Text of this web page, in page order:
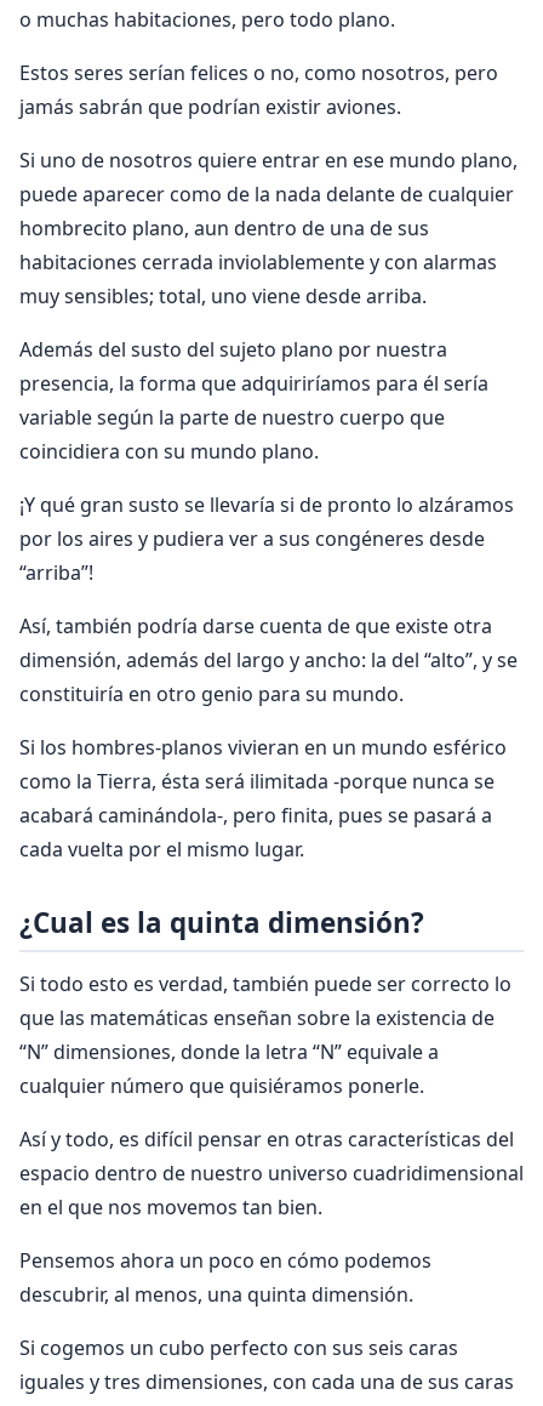
o muchas habitaciones, pero todo plano.
Estos seres serían felices o no, como nosotros, pero
jamás sabrán que podrían existir aviones.
Si uno de nosotros quiere entrar en ese mundo plano,
puede aparecer como de la nada delante de cualquier
hombrecito plano, aun dentro de una de sus
habitaciones cerrada inviolablemente y con alarmas
muy sensibles; total, uno viene desde arriba.
Además del susto del sujeto plano por nuestra
presencia, la forma que adquiriríamos para él sería
variable según la parte de nuestro cuerpo que
coincidiera con su mundo plano.
¡Y qué gran susto se llevaría si de pronto lo alzáramos
por los aires y pudiera ver a sus congéneres desde
“arriba”!
Así, también podría darse cuenta de que existe otra
dimensión, además del largo y ancho: la del “alto”, y se
constituiría en otro genio para su mundo.
Si los hombres-planos vivieran en un mundo esférico
como la Tierra, ésta será ilimitada -porque nunca se
acabará caminándola-, pero finita, pues se pasará a
cada vuelta por el mismo lugar.
¿Cual es la quinta dimensión?
Si todo esto es verdad, también puede ser correcto lo
que las matemáticas enseñan sobre la existencia de
“N” dimensiones, donde la letra “N” equivale a
cualquier número que quisiéramos ponerle.
Así y todo, es difícil pensar en otras características del
espacio dentro de nuestro universo cuadridimensional
en el que nos movemos tan bien.
Pensemos ahora un poco en cómo podemos
descubrir, al menos, una quinta dimensión.
Si cogemos un cubo perfecto con sus seis caras
iguales y tres dimensiones, con cada una de sus caras